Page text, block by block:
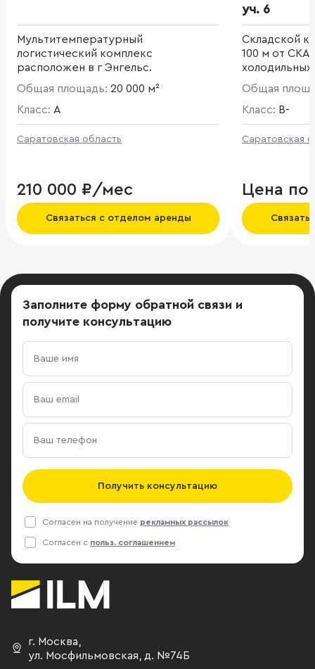
Мультитемпературный
логистический комплекс
расположен в г Энгельс.
Общая площадь: 20 000 м²
Класс: A
Саратовская область
210 000 ₽/мес
Связаться с отделом аренды
уч. 6
Складской
100 м от
Общая
Класс: B-
Саратовская
Цена по
Заполните форму обратной связи и
получите консультацию
Получить консультацию
Согласен на получение рекламных рассылок
Согласен с польз. соглашением
г. Москва,
ул. Мосфильмовская, д. №74Б